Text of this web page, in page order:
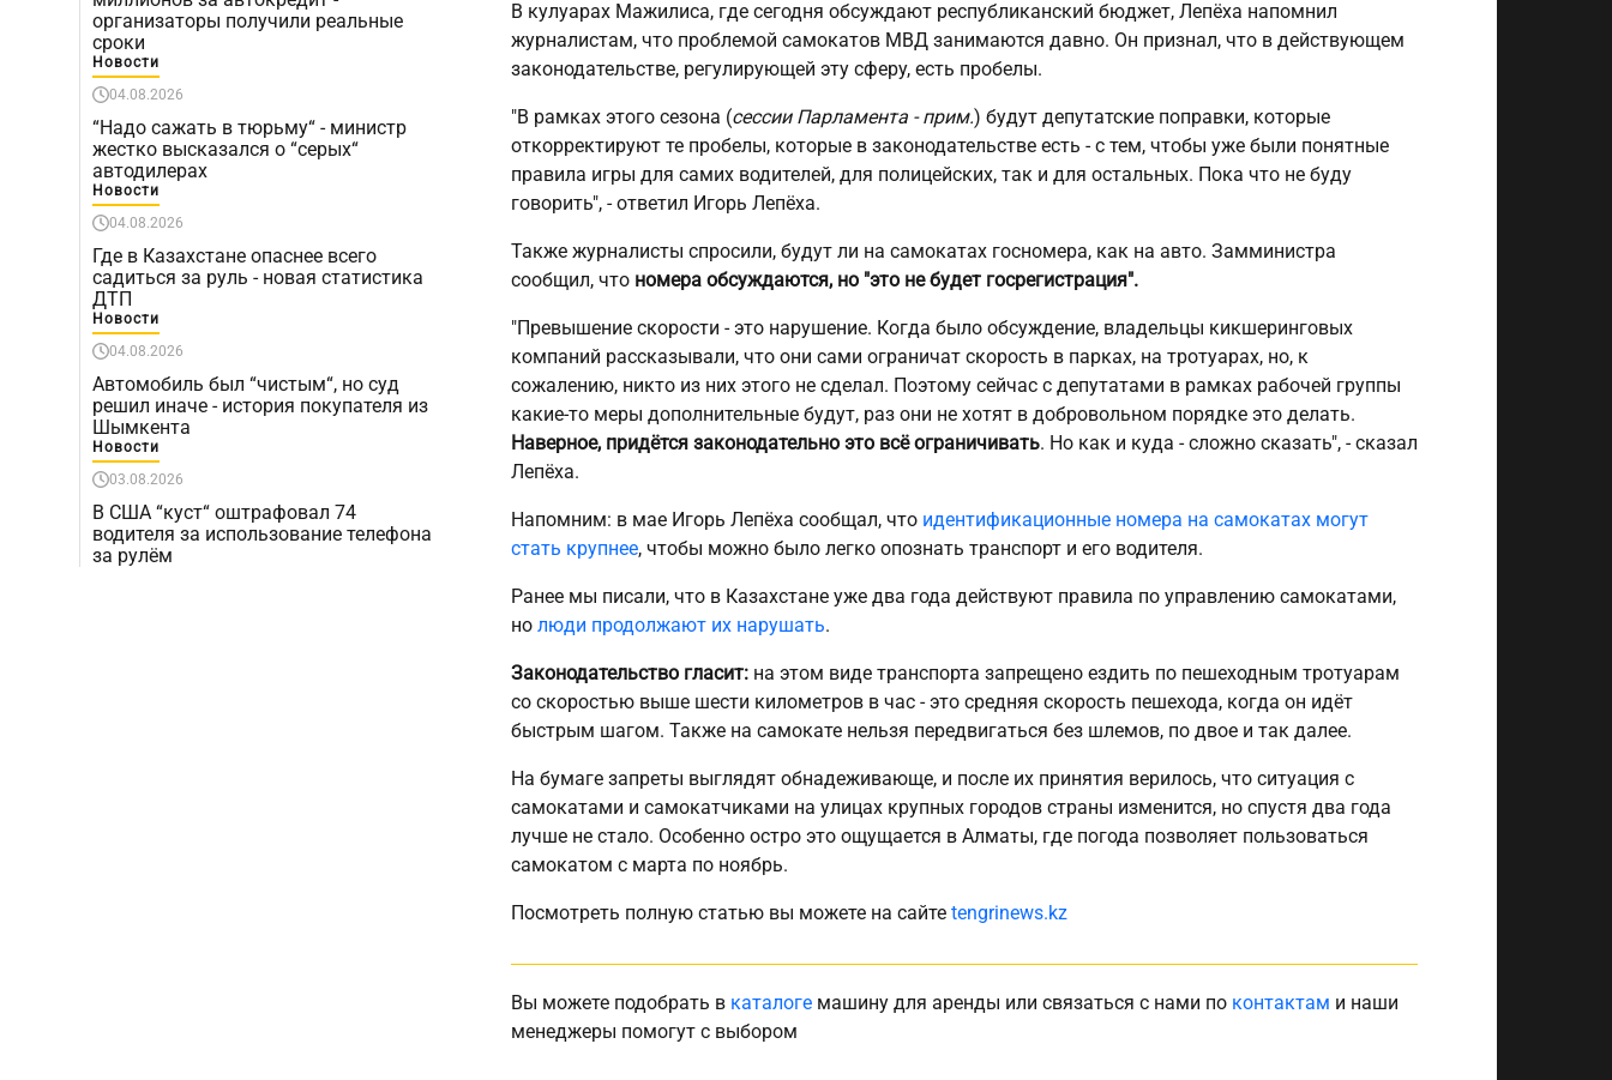
организаторы получили реальные
сроки
Новости
04.08.2026
“Надо сажать в тюрьму“ - министр
жестко высказался о “серых“
автодилерах
Новости
04.08.2026
Где в Казахстане опаснее всего
садиться за руль - новая статистика
ДТП
Новости
04.08.2026
Автомобиль был “чистым“, но суд
решил иначе - история покупателя из
Шымкента
Новости
03.08.2026
В США “куст“ оштрафовал 74
водителя за использование телефона
за рулём
В кулуарах Мажилиса, где сегодня обсуждают республиканский бюджет, Лепёха напомнил
журналистам, что проблемой самокатов МВД занимаются давно. Он признал, что в действующем
законодательстве, регулирующей эту сферу, есть пробелы.
"В рамках этого сезона (сессии Парламента - прим.) будут депутатские поправки, которые
откорректируют те пробелы, которые в законодательстве есть - с тем, чтобы уже были понятные
правила игры для самих водителей, для полицейских, так и для остальных. Пока что не буду
говорить", - ответил Игорь Лепёха.
Также журналисты спросили, будут ли на самокатах госномера, как на авто. Замминистра
сообщил, что номера обсуждаются, но "это не будет госрегистрация".
"Превышение скорости - это нарушение. Когда было обсуждение, владельцы кикшеринговых
компаний рассказывали, что они сами ограничат скорость в парках, на тротуарах, но, к
сожалению, никто из них этого не сделал. Поэтому сейчас с депутатами в рамках рабочей группы
какие-то меры дополнительные будут, раз они не хотят в добровольном порядке это делать.
Наверное, придётся законодательно это всё ограничивать. Но как и куда - сложно сказать", - сказал
Лепёха.
Напомним: в мае Игорь Лепёха сообщал, что идентификационные номера на самокатах могут
стать крупнее, чтобы можно было легко опознать транспорт и его водителя.
Ранее мы писали, что в Казахстане уже два года действуют правила по управлению самокатами,
но люди продолжают их нарушать.
Законодательство гласит: на этом виде транспорта запрещено ездить по пешеходным тротуарам
со скоростью выше шести километров в час - это средняя скорость пешехода, когда он идёт
быстрым шагом. Также на самокате нельзя передвигаться без шлемов, по двое и так далее.
На бумаге запреты выглядят обнадеживающе, и после их принятия верилось, что ситуация с
самокатами и самокатчиками на улицах крупных городов страны изменится, но спустя два года
лучше не стало. Особенно остро это ощущается в Алматы, где погода позволяет пользоваться
самокатом с марта по ноябрь.
Посмотреть полную статью вы можете на сайте tengrinews.kz
Вы можете подобрать в каталоге машину для аренды или связаться с нами по контактам и наши
менеджеры помогут с выбором